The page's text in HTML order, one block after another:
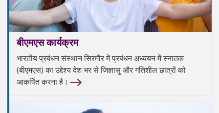
बीएमएस कार्यक्रम
भारतीय प्रबंधन संस्थान सिरमौर में प्रबंधन अध्ययन में स्नातक
(बीएमएस) का उद्देश्य देश भर से जिज्ञासु और गतिशील छात्रों को
आकर्षित करना है।